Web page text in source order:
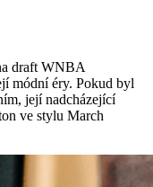
draft WNBA
módní éry. Pokud byl
její nadcházející
ve stylu March